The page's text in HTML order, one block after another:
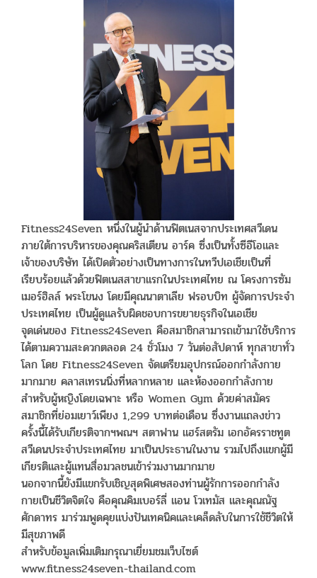
Fitness24Seven หนึ่งในผู้นำด้านฟิตเนสจากประเทศสวีเดน
ภายใต้การบริหารของคุณคริสเตียน อาร์ค ซึ่งเป็นทั้งซีอีโอและ
เจ้าของบริษัท ได้เปิดตัวอย่างเป็นทางการในทวีปเอเชียเป็นที่
เรียบร้อยแล้วด้วยฟิตเนสสาขาแรกในประเทศไทย ณ โครงการซัม
เมอร์ฮิลล์ พระโขนง โดยมีคุณนาตาเลีย ฟรอบบิท ผู้จัดการประจำ
ประเทศไทย เป็นผู้ดูแลรับผิดชอบการขยายธุรกิจในเอเชีย
จุดเด่นของ Fitness24Seven คือสมาชิกสามารถเข้ามาใช้บริการ
ได้ตามความสะดวกตลอด 24 ชั่วโมง 7 วันต่อสัปดาห์ ทุกสาขาทั่ว
โลก โดย Fitness24Seven จัดเตรียมอุปกรณ์ออกกำลังกาย
มากมาย คลาสเทรนนิ่งที่หลากหลาย และห้องออกกำลังกาย
สำหรับผู้หญิงโดยเฉพาะ หรือ Women Gym ด้วยค่าสมัคร
สมาชิกที่ย่อมเยาว์เพียง 1,299 บาทต่อเดือน ซึ่งงานแถลงข่าว
ครั้งนี้ได้รับเกียรติจากฯพณฯ สตาฟาน แฮร์สตรัม เอกอัครราชทูต
สวีเดนประจำประเทศไทย มาเป็นประธานในงาน รวมไปถึงแขกผู้มี
เกียรติและผู้แทนสื่อมวลชนเข้าร่วมงานมากมาย
นอกจากนี้ยังมีแขกรับเชิญสุดพิเศษสองท่านผู้รักการออกกำลัง
กายเป็นชีวิตจิตใจ คือคุณคิมเบอร์ลี่ แอน โวเทมัส และคุณณัฐ
ศักดาทร มาร่วมพูดคุยแบ่งปันเทคนิคและเคล็ดลับในการใช้ชีวิตให้
มีสุขภาพดี
สำหรับข้อมูลเพิ่มเติมกรุณาเยี่ยมชมเว็บไซต์
www.fitness24seven-thailand.com